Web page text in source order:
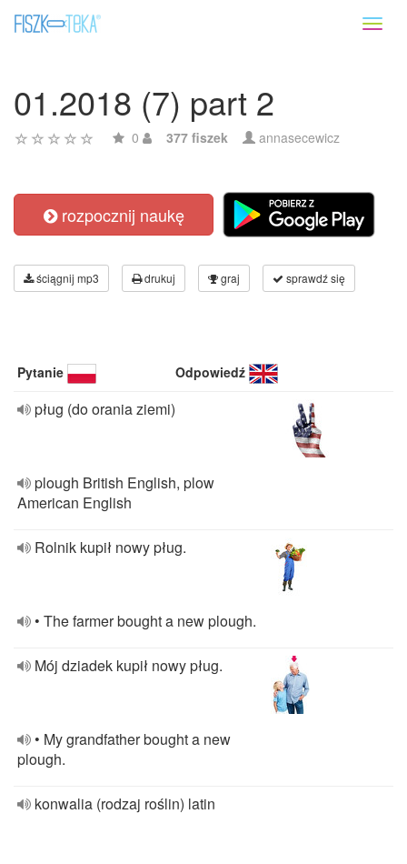
01.2018 (7) part 2
0 377 fiszek annasecewicz
rozpocznij naukę
ściągnij mp3 drukuj graj sprawdź się
Pytanie Odpowiedź
pług (do orania ziemi)
plough British English, plow
American English
Rolnik kupił nowy pług.
• The farmer bought a new plough.
Mój dziadek kupił nowy pług.
• My grandfather bought a new
plough.
konwalia (rodzaj roślin) latin